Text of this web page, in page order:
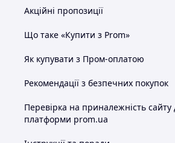
Акційні пропозиції
Що таке «Купити з Prom»
Як купувати з Пром-оплатою
Рекомендації з безпечних покупок
Перевірка на приналежність сайту
платформи prom.ua